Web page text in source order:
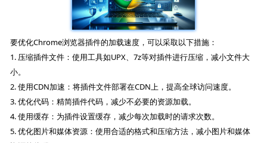
要优化Chrome浏览器插件的加载速度，可以采取以下措施：
1. 压缩插件文件：使用工具如UPX、7z等对插件进行压缩，减小文件大
小。
2. 使用CDN加速：将插件文件部署在CDN上，提高全球访问速度。
3. 优化代码：精简插件代码，减少不必要的资源加载。
4. 使用缓存：为插件设置缓存，减少每次加载时的请求次数。
5. 优化图片和媒体资源：使用合适的格式和压缩方法，减小图片和媒体